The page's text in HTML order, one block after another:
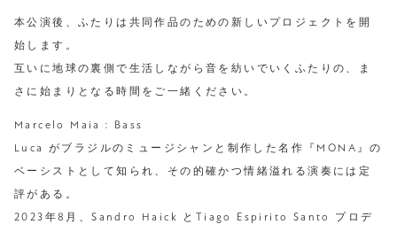
本公演後、ふたりは共同作品のための新しいプロジェクトを開
始します。
互いに地球の裏側で生活しながら音を紡いでいくふたりの、ま
さに始まりとなる時間をご一緒ください。
Marcelo Maia : Bass
Luca がブラジルのミュージシャンと制作した名作『MONA』の
ベーシストとして知られ、その的確かつ情緒溢れる演奏には定
評がある。
2023年8月、Sandro Haick とTiago Espirito Santo プロデ